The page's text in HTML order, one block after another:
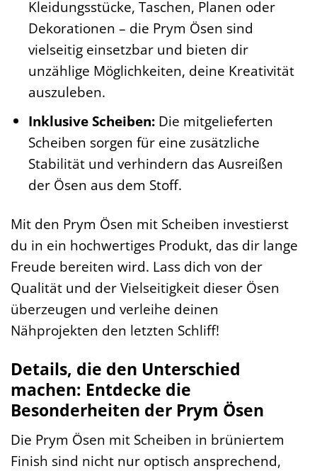
Kleidungsstücke, Taschen, Planen oder
Dekorationen – die Prym Ösen sind
vielseitig einsetzbar und bieten dir
unzählige Möglichkeiten, deine Kreativität
auszuleben.
Inklusive Scheiben:Die mitgelieferten
Scheiben sorgen für eine zusätzliche
Stabilität und verhindern das Ausreißen
der Ösen aus dem Stoff.
Mit den Prym Ösen mit Scheiben investierst
du in ein hochwertiges Produkt, das dir lange
Freude bereiten wird. Lass dich von der
Qualität und der Vielseitigkeit dieser Ösen
überzeugen und verleihe deinen
Nähprojekten den letzten Schliff!
Details, die den Unterschied
machen: Entdecke die
Besonderheiten der Prym Ösen
Die Prym Ösen mit Scheiben in brüniertem
Finish sind nicht nur optisch ansprechend,